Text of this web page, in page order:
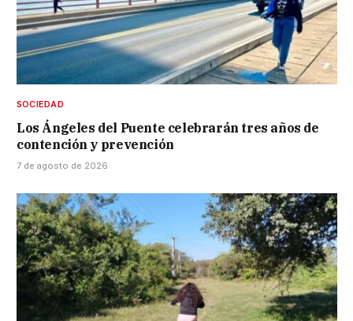
SOCIEDAD
Los Ángeles del Puente celebrarán tres años de
contención y prevención
7 de agosto de 2026